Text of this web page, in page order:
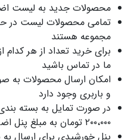
محصولات جدید به لیست
تمامی محصولات لیست در
مجموعه هستند
برای خرید تعداد از هر کدام
ما در تماس باشید
امکان ارسال محصولات به
و باربری وجود دارد
در صورت تمایل به بسته
۲۰۰،۰۰۰ تومان به مبلغ پنل اضافه می شود
پنل خورشیدی برای ارسال به